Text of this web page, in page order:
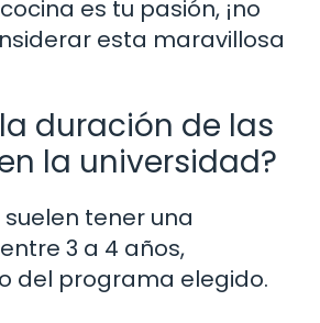
es tu pasión, ¡no
esta maravillosa
duración de las
la universidad?
tener una
3 a 4 años,
del programa elegido.